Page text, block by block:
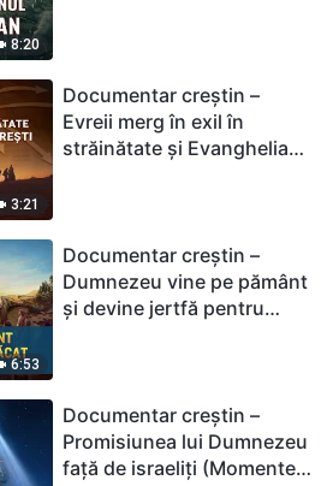
8:20
3:21
Documentar creștin –
Evreii merg în exil în
străinătate și Evanghelia
6:53
Documentar creștin –
Dumnezeu vine pe pământ
și devine jertfă pentru
Documentar creștin –
Promisiunea lui Dumnezeu
față de israeliți (Momente